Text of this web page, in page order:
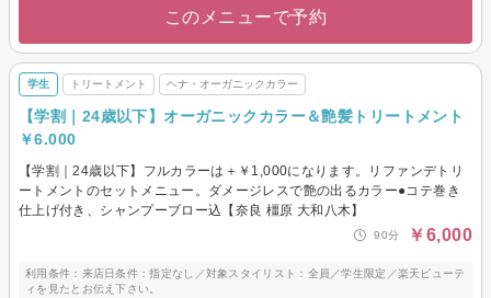
このメニューで予約
学生 トリートメント ヘナ・オーガニックカラー
【学割｜24歳以下】オーガニックカラー＆艶髪トリートメント
￥6.000
【学割｜24歳以下】フルカラーは＋￥1,000になります。リファンデトリ
ートメントのセットメニュー。ダメージレスで艶の出るカラー●コテ巻き
仕上げ付き、シャンプーブロー込【奈良 橿原 大和八木】
90分 ￥6,000
利用条件：来店日条件：指定なし／対象スタイリスト：全員／学生限定／楽天ビューテ
ィを見たとお伝え下さい。